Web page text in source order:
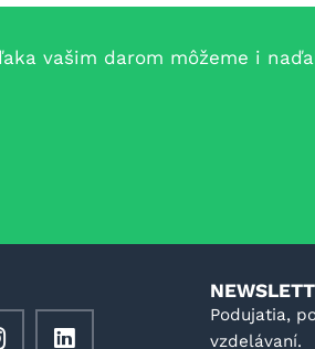
vašim darom môžeme i
Podujatia,
vzdelávaní.